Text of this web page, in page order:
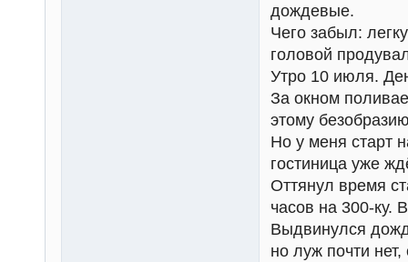
дождевые.
Чего забыл:
головой
Утро 10 июля.
За окном
этому
Но у меня старт
гостиница уже
Оттянул время
часов на 300-ку.
Выдвинулся
но луж почти